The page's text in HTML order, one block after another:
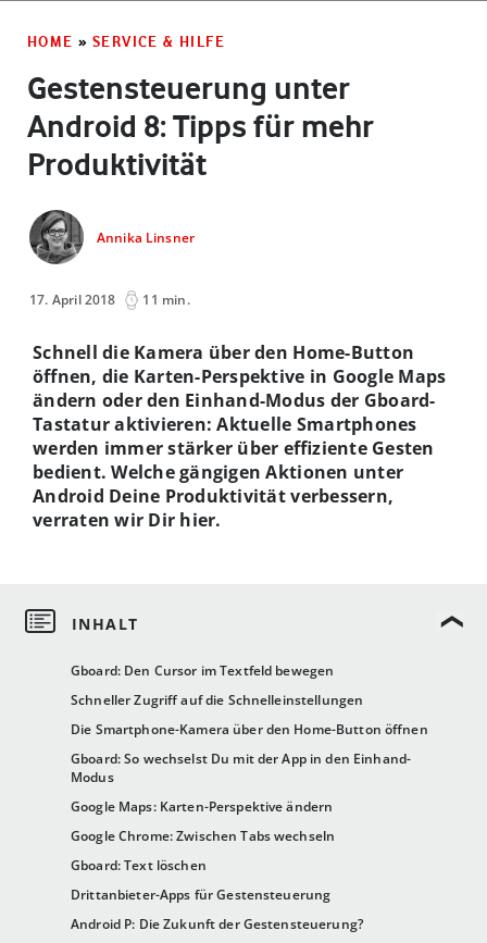
HOME » SERVICE & HILFE
Gestensteuerung unter
Android 8: Tipps für mehr
Produktivität
Annika Linsner
17. April 2018 11 min.
Gboard: Den Cursor im Textfeld bewegen
Schneller Zugriff auf die Schnelleinstellungen
Die Smartphone-Kamera über den Home-Button öffnen
Gboard: So wechselst Du mit der App in den Einhand-
Modus
Google Maps: Karten-Perspektive ändern
Google Chrome: Zwischen Tabs wechseln
Gboard: Text löschen
Drittanbieter-Apps für Gestensteuerung
Android P: Die Zukunft der Gestensteuerung?
Schnell die Kamera über den Home-Button
öffnen, die Karten-Perspektive in Google Maps
ändern oder den Einhand-Modus der Gboard-
Tastatur aktivieren: Aktuelle Smartphones
werden immer stärker über effiziente Gesten
bedient. Welche gängigen Aktionen unter
Android Deine Produktivität verbessern,
verraten wir Dir hier.